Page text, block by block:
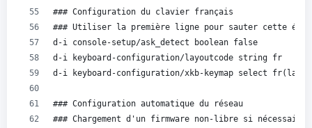
### Configuration du clavier français
### Utiliser la première ligne pour sauter cette
d-i console-setup/ask_detect boolean false
d-i keyboard-configuration/layoutcode string fr
d-i keyboard-configuration/xkb-keymap select
### Configuration automatique du réseau
### Chargement d'un firmware non-libre si nécessaire